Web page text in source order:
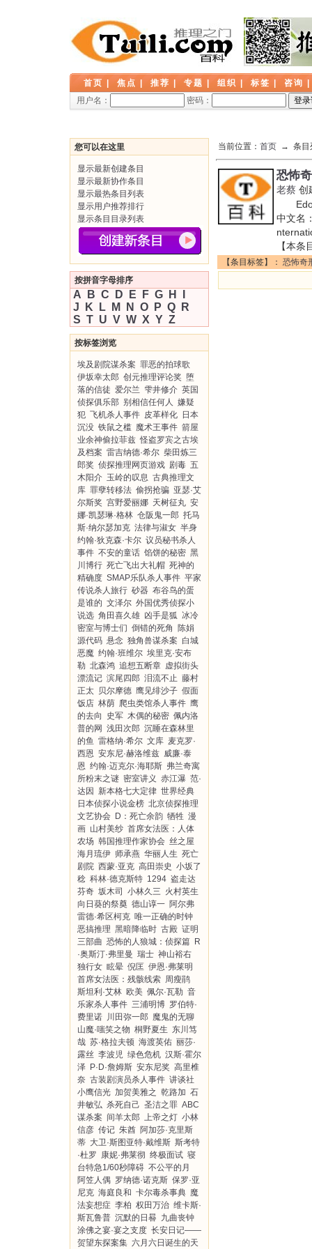
首页 焦点 推荐 专题 组织 标签 咨询
用户名：
密码：
您可以在这里
显示最新创建条目
显示最新协作条目
显示最热条目列表
显示用户推荐排行
显示条目目录列表
按拼音字母排序
A B C D E F G H
J
K L M N O P Q
R
S T U V W X Y Z
按标签浏览
埃及剧院谋杀案 罪恶的拍球歌
伊坂幸太郎 创元推理评论奖 堕
落的信徒 爱尔兰 雫井修介 英国
侦探俱乐部 别相信任何人 嫌疑
犯 飞机杀人事件 皮革样化 日本
沉没 铁鼠之槛 魔术王事件 箭屋
业余神偷拉菲兹 怪盗罗宾之古埃
及档案 雷吉纳德·希尔 柴田炼三
郎奖 侦探推理网页游戏 剧毒 五
木阳介 玉岭的叹息 古典推理文
库 罪孽转移法 偷拐抢骗 亚瑟·艾
尔斯奖 宫野爱丽娜 天树征丸 安
娜·凯瑟琳·格林 仓阪鬼一郎 托马
斯·纳尔瑟加克 法律与淑女 半身
约翰·狄克森·卡尔 议员秘书杀人
事件 不安的童话 馅饼的秘密 黑
川博行 死亡飞出大礼帽 死神的
精确度 SMAP乐队杀人事件 平家
传说杀人旅行 砂器 布谷鸟的蛋
是谁的 文泽尔 外国优秀侦探小
说选 角田喜久雄 凶手是狐 冰冷
密室与博士们 倒错的死角
陈娟
源代码 悬念 独角兽谋杀案 白城
恶魔 约翰·班维尔 埃里克·安布
勒 北森鸿 追想五断章 虚拟街头
漂流记 滨尾四郎 泪流不止 藤村
正太 贝尔摩德 鹰见绯沙子 假面
饭店 林荫 爬虫类馆杀人事件 鹰
的去向
史军 木偶的秘密 佩内洛
普的网 浅田次郎 沉睡在森林里
的鱼 雷格纳·希尔 文库 麦克罗·
西恩 安东尼·赫洛维兹 威廉·泰
恩 约翰·迈克尔·海耶斯 弗兰奇寓
所粉末之谜 密室讲义 赤江瀑 范·
达因
新本格七大定律 世界经典
日本侦探小说金榜 北京侦探推理
文艺协会 D：死亡余韵 牺牲 漫
画 山村美纱 首席女法医：人体
农场 韩国推理作家协会 丝之屋
海月琉伊 师承燕 华丽人生 死亡
剧院 西蒙·亚克 高田崇史 小坂了
稔 科林·德克斯特 1294 盗走达
芬奇 坂木司 小林久三 火村英生
向日葵的祭奠 德山谆一 阿尔弗
雷德·希区柯克 唯一正确的时钟
恶搞推理 黑暗降临时 古殿 证明
三部曲 恐怖的人狼城：侦探篇 R
·奥斯汀·弗里曼 瑞士 神山裕右
独行女 眩晕 倪匡 伊恩·弗莱明
首席女法医：残骸线索 周瘦鹃
斯坦利·艾林 欧美 佩尔·瓦勒 音
乐家杀人事件 三浦明博 罗伯特·
费里诺 川田弥一郎 魔鬼的无聊
山魔·嗤笑之物 桐野夏生 东川笃
哉 苏·格拉夫顿 海渡英佑 丽莎·
露丝 李波児 绿色危机 汉斯·霍尔
泽 P·D·詹姆斯 安东尼奖 高里椎
奈 古装剧演员杀人事件 讲谈社
小鹰信光 加贺美雅之 乾路加 石
井敏弘 杀死自己 圣洁之罪 ABC
谋杀案 间羊太郎 上帝之灯 小林
信彦 传记 朱酋 阿加莎·克里斯
蒂 大卫·斯图亚特·戴维斯 斯考特
·杜罗 康妮·弗莱彻 终极面试 寝
台特急1/60秒障碍 不公平的月
阿笠人偶 罗纳德·诺克斯 保罗·亚
尼克 海庭良和 卡尔毒杀事典 魔
法妄想症 李柏 权田万治 维卡斯·
斯瓦鲁普 沉默的日晷 九曲丧钟
涂佛之宴·宴之支度 长安日记——
贺望东探案集 六月六日诞生的天
当前位置： 首页 → 条目
恐怖
老蔡 创
中文名
【本条
【条目标签】： 恐怖奇